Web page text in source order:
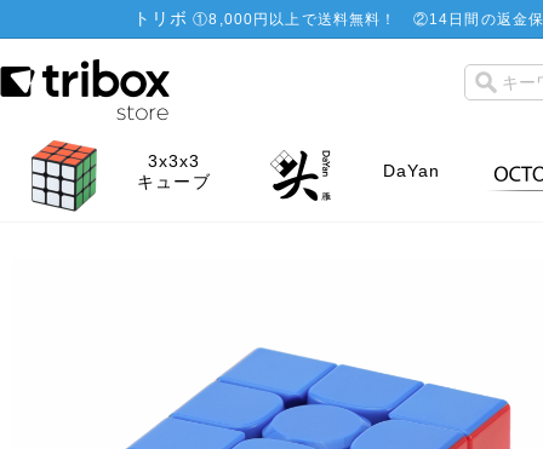
トリボ ①8,000円以上で送料無料！ ②14日間の返金
3x3x3
キューブ
DaYan